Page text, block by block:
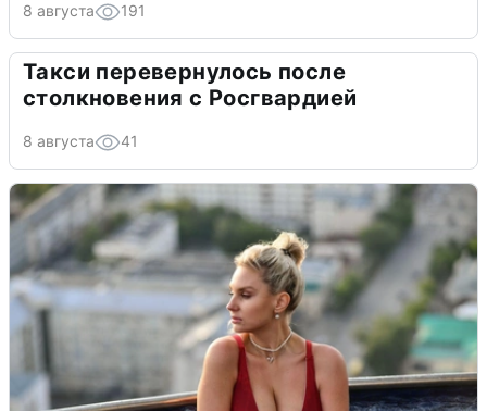
8 августа 191
Такси перевернулось после
столкновения с Росгвардией
8 августа 41